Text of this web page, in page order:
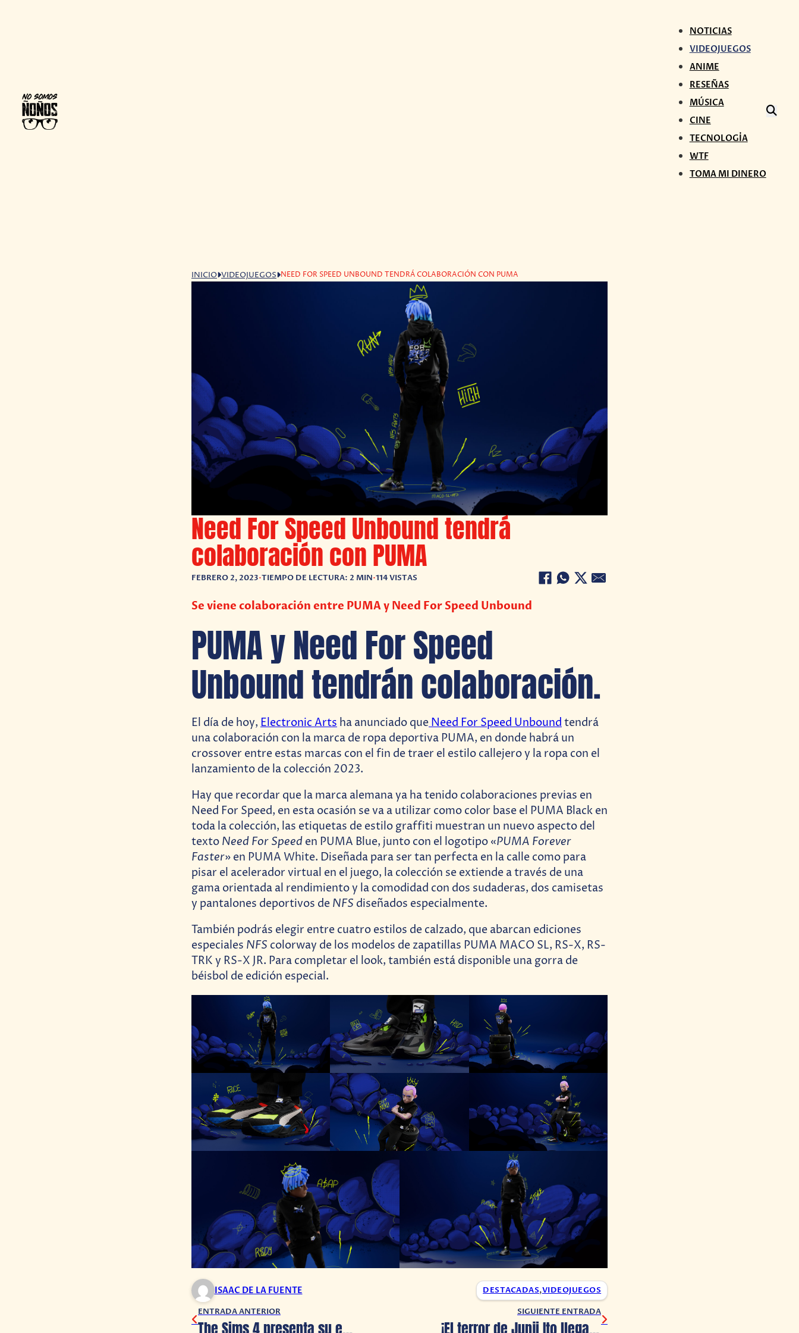
NOTICIAS
VIDEOJUEGOS
ANIME
RESEÑAS
MÚSICA
CINE
TECNOLOGÍA
WTF
TOMA MI DINERO
INICIO VIDEOJUEGOS NEED FOR SPEED UNBOUND TENDRÁ COLABORACIÓN CON PUMA
Need For Speed Unbound tendrá
colaboración con PUMA
FEBRERO 2, 2023•TIEMPO DE LECTURA: 2 MIN•114 VISTAS
Se viene colaboración entre PUMA y Need For Speed Unbound
PUMA y Need For Speed
Unbound tendrán colaboración.
El día de hoy, Electronic Arts ha anunciado queNeed For Speed Unboundtendrá
una colaboración con la marca de ropa deportiva PUMA, en donde habrá un
crossover entre estas marcas con el fin de traer el estilo callejero y la ropa con el
lanzamiento de la colección 2023.
Hay que recordar que la marca alemana ya ha tenido colaboraciones previas en
Need For Speed, en esta ocasión se va a utilizar como color base el PUMA Black en
toda la colección, las etiquetas de estilo graffiti muestran un nuevo aspecto del
texto Need For Speed en PUMA Blue, junto con el logotipo «PUMA Forever
Faster» en PUMA White. Diseñada para ser tan perfecta en la calle como para
pisar el acelerador virtual en el juego, la colección se extiende a través de una
gama orientada al rendimiento y la comodidad con dos sudaderas, dos camisetas
y pantalones deportivos de NFS diseñados especialmente.
También podrás elegir entre cuatro estilos de calzado, que abarcan ediciones
especiales NFS colorway de los modelos de zapatillas PUMA MACO SL, RS-X, RS-
TRK y RS-X JR. Para completar el look, también está disponible una gorra de
béisbol de edición especial.
ISAAC DE LA FUENTE DESTACADAS,VIDEOJUEGOS
ENTRADA ANTERIOR
The Sims 4 presenta su expansión: Creciendo en Familia
SIGUIENTE ENTRADA
¡El terror de Junji Ito llega a Fortnite!